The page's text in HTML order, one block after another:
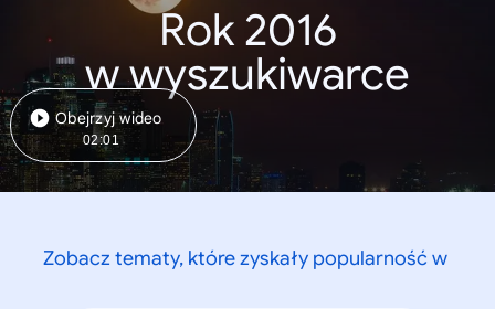
Rok 2016
w wyszukiwarce
Obejrzyj wideo
02:01
Zobacz tematy, które zyskały popularność w